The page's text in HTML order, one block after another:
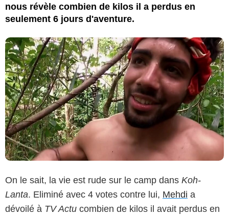
nous révèle combien de kilos il a perdus en
seulement 6 jours d'aventure.
On le sait, la vie est rude sur le camp dans Koh-
Lanta. Eliminé avec 4 votes contre lui, Mehdi a
dévoilé à TV Actu combien de kilos il avait perdus en